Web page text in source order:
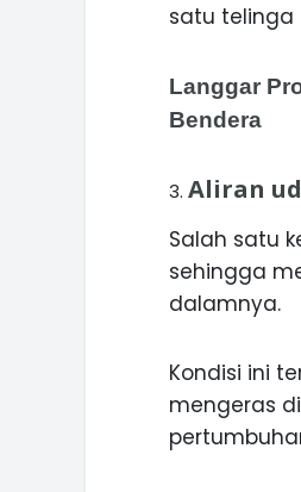
satu telinga
Langgar
Bendera
Aliran
Salah satu
sehingga
dalamnya.
Kondisi ini
mengeras